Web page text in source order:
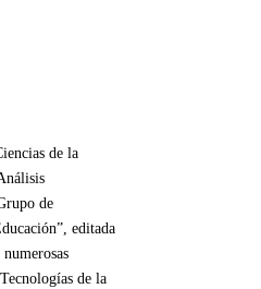
de la
de
editada
de la